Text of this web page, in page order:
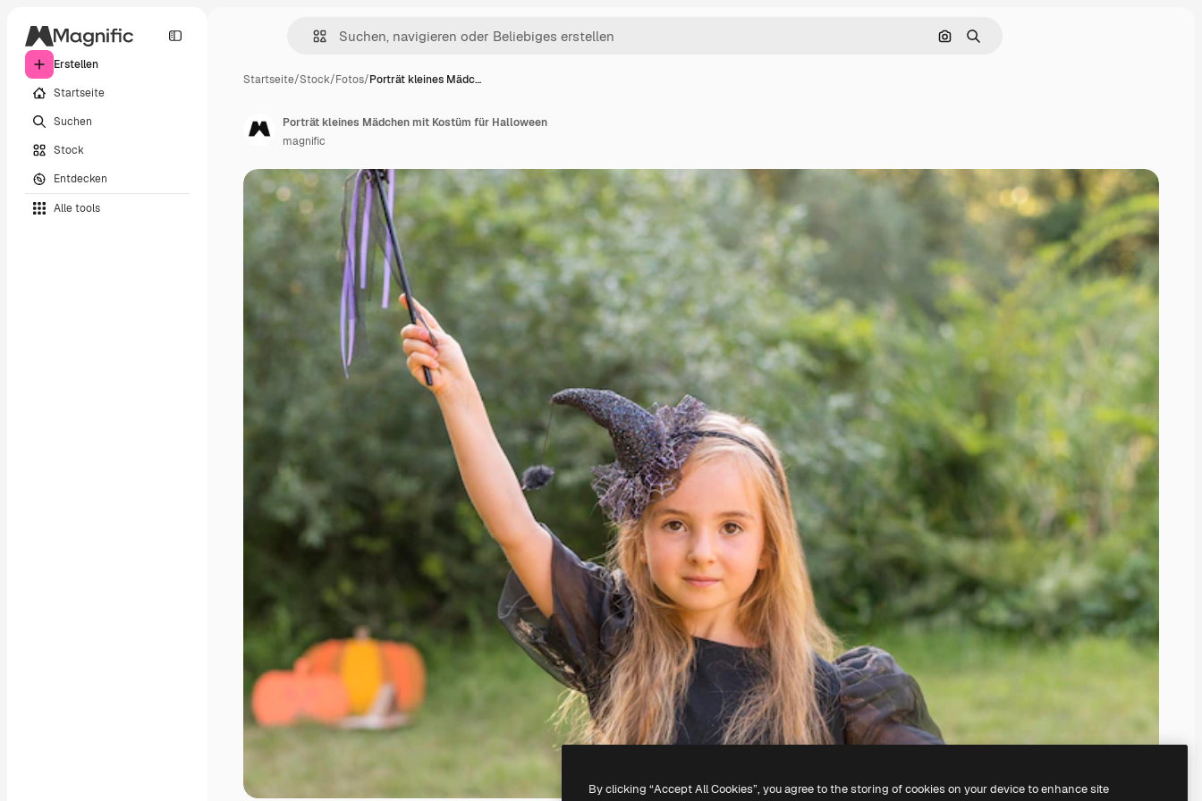
Erstellen
Startseite
Suchen
Stock
Entdecken
Alle tools
Nach Bild suchen
Suchen
Startseite/Stock/Fotos/Porträt kleines Mädc…
Porträt kleines Mädchen mit Kostüm für Halloween
magnific
By clicking “Accept All Cookies”, you agree to the storing of cookies on your device to enhance site